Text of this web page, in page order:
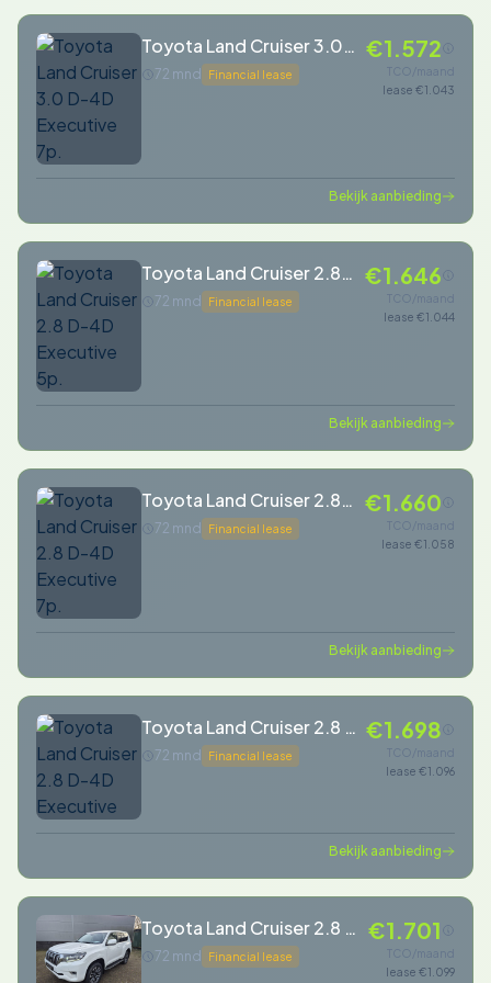
Toyota Land Cruiser 3.0
D-4D Executive 7p.
72 mnd Financial lease
€1.572
TCO/maand
lease €1.043
Bekijk aanbieding
Toyota Land Cruiser 2.8
D-4D Executive 5p.
72 mnd Financial lease
€1.646
TCO/maand
lease €1.044
Bekijk aanbieding
Toyota Land Cruiser 2.8
D-4D Executive 7p.
72 mnd Financial lease
€1.660
TCO/maand
lease €1.058
Bekijk aanbieding
Toyota Land Cruiser 2.8 D-
4D Executive
72 mnd Financial lease
€1.698
TCO/maand
lease €1.096
Bekijk aanbieding
Toyota Land Cruiser 2.8 D-
4D-F Professional Window
72 mnd Financial lease
€1.701
TCO/maand
lease €1.099